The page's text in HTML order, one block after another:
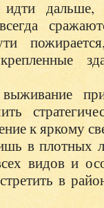
дальше,
к яркому
в плотных
видов и
в